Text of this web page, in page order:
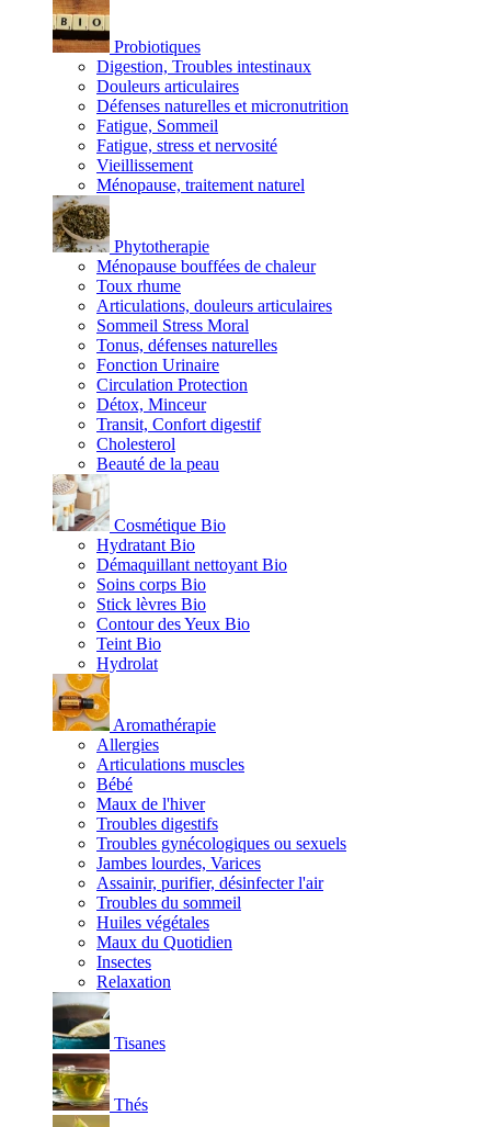
Probiotiques
Digestion, Troubles intestinaux
Douleurs articulaires
Défenses naturelles et micronutrition
Fatigue, Sommeil
Fatigue, stress et nervosité
Vieillissement
Ménopause, traitement naturel
Phytotherapie
Ménopause bouffées de chaleur
Toux rhume
Articulations, douleurs articulaires
Sommeil Stress Moral
Tonus, défenses naturelles
Fonction Urinaire
Circulation Protection
Détox, Minceur
Transit, Confort digestif
Cholesterol
Beauté de la peau
Cosmétique Bio
Hydratant Bio
Démaquillant nettoyant Bio
Soins corps Bio
Stick lèvres Bio
Contour des Yeux Bio
Teint Bio
Hydrolat
Aromathérapie
Allergies
Articulations muscles
Bébé
Maux de l'hiver
Troubles digestifs
Troubles gynécologiques ou sexuels
Jambes lourdes, Varices
Assainir, purifier, désinfecter l'air
Troubles du sommeil
Huiles végétales
Maux du Quotidien
Insectes
Relaxation
Tisanes
Thés